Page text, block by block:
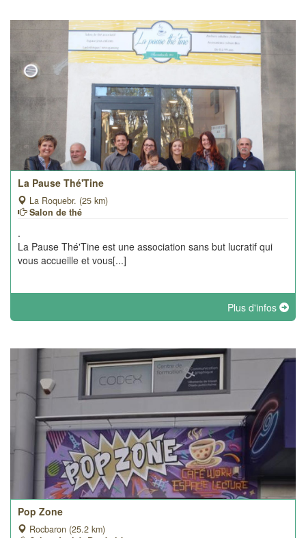
La Pause Thé'Tine
La Roquebr. (25 km)
Salon de thé
.
La Pause Thé'Tine est une association sans but lucratif qui
vous accueille et vous[...]
Plus d'infos
Pop Zone
Rocbaron (25.2 km)